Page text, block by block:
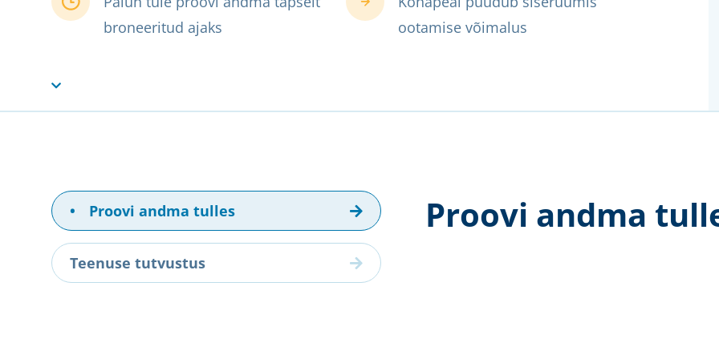
broneeritud ajaks
ootamise võimalus
• Proovi andma tulles
Teenuse tutvustus
Proovi andma